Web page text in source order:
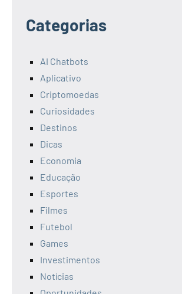
Categorias
AI Chatbots
Aplicativo
Criptomoedas
Curiosidades
Destinos
Dicas
Economia
Educação
Esportes
Filmes
Futebol
Games
Investimentos
Notícias